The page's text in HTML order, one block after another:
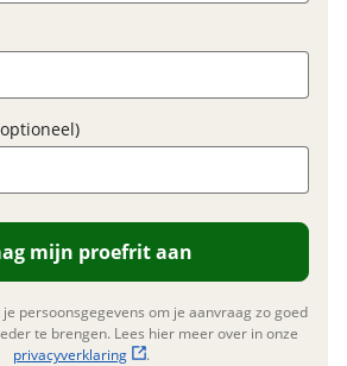
€ 5.849,-
€ 6.499,-
accu?
mijn proefrit aan
persoonsgegevens om je aanvraag zo goed
te brengen. Lees hier meer over in onze
privacyverklaring
.